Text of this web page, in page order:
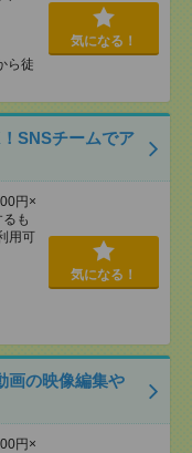
ら徒
気になる！
SNSチームでア
円×
も
用可
気になる！
画の映像編集や
円×